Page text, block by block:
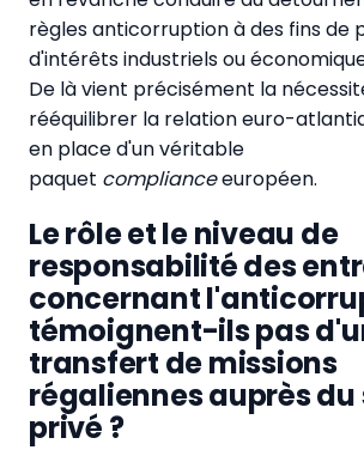
règles anticorruption à des fins de
d'intérêts industriels ou
De là vient précisément la
rééquilibrer la relation euro-
en place d'un véritable
paquet complianceeuropéen.
Le rôle et le niveau de
responsabilité des
concernant
témoignent-ils pas
transfert de missions
régaliennes auprès
privé ?